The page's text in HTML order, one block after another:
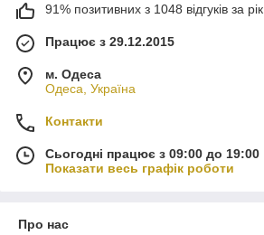
91% позитивних з 1048 відгуків за рік
Працює з 29.12.2015
м. Одеса
Одеса, Україна
Контакти
Сьогодні працює з 09:00 до 19:00
Показати весь графік роботи
Про нас